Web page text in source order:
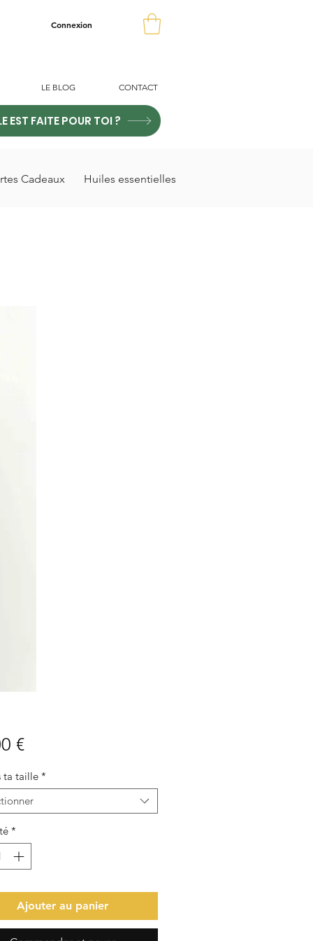
Connexion
LE BLOG CONTACT
EST FAITE POUR TOI ?
Cadeaux Huiles essentielles
€Prix
ta taille *
*
Ajouter au panier